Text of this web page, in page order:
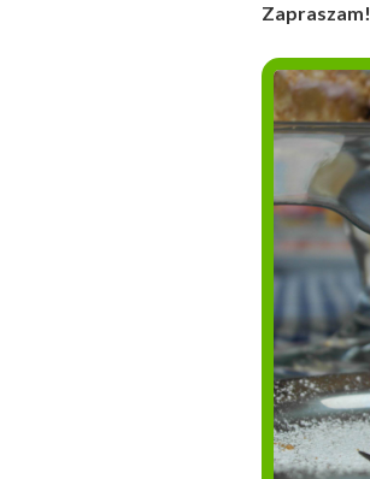
Zapraszam!